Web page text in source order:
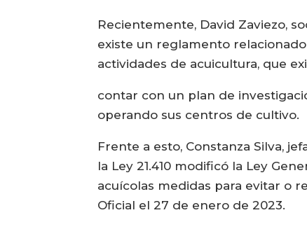
Recientemente, David Zaviezo,
existe un reglamento
actividades de acuicultura, que
contar con un plan de
operando sus centros de cultivo.
Frente a esto, Constanza Silva,
la Ley 21.410 modificó la Ley
acuícolas medidas para evitar o
Oficial el 27 de enero de 2023.